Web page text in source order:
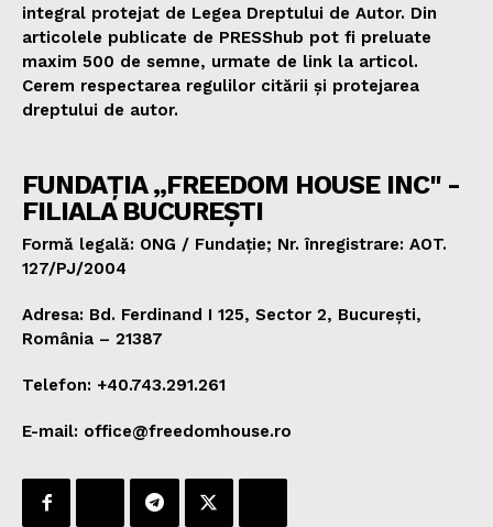
integral protejat de Legea Dreptului de Autor. Din
articolele publicate de PRESShub pot fi preluate
maxim 500 de semne, urmate de link la articol.
Cerem respectarea regulilor citării și protejarea
dreptului de autor.
FUNDAȚIA „FREEDOM HOUSE INC" -
FILIALA BUCUREȘTI
Formă legală: ONG / Fundație; Nr. înregistrare: AOT.
127/PJ/2004
Adresa: Bd. Ferdinand I 125, Sector 2, București,
România – 21387
Telefon: +40.743.291.261
E-mail: office@freedomhouse.ro